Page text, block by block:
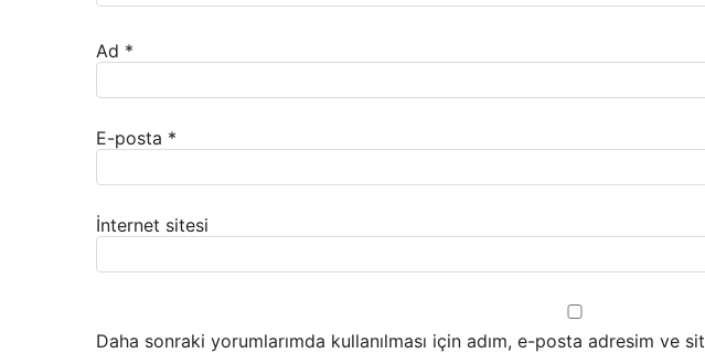
Ad *
E-posta *
İnternet sitesi
Daha sonraki yorumlarımda kullanılması için adım, e-posta adresim ve